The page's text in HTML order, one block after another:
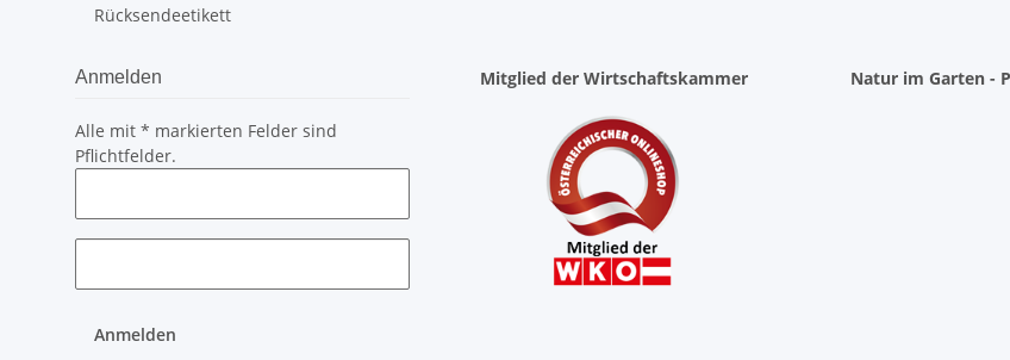
Rücksendeetikett
Anmelden
Alle mit * markierten Felder sind
Pflichtfelder.
Anmelden
Mitglied der Wirtschaftskammer Natur im Garten -